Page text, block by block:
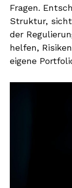
Fragen.
Struktur,
der
helfen,
eigene